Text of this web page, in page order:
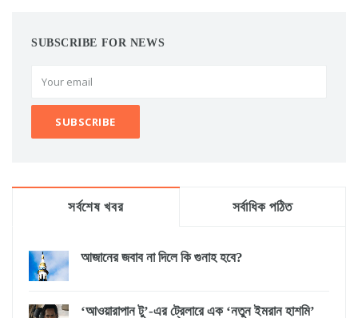
SUBSCRIBE FOR NEWS
সর্বশেষ খবর সর্বাধিক পঠিত
আজানের জবাব না দিলে কি গুনাহ হবে?
‘আওয়ারাপান টু’-এর ট্রেলারে এক ‘নতুন ইমরান হাশমি’